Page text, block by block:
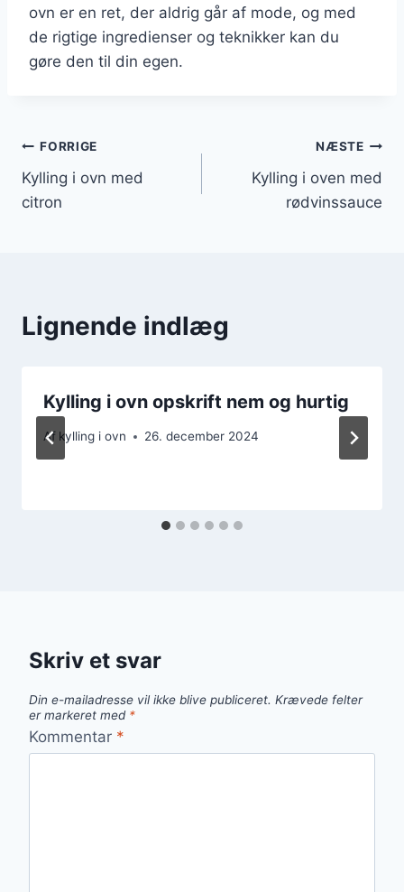
ovn er en ret, der aldrig går af mode, og med
de rigtige ingredienser og teknikker kan du
gøre den til din egen.
Indlægsnavigation
FORRIGE
Kylling i ovn med
citron
NÆSTE
Kylling i oven med
rødvinssauce
Lignende indlæg
Kylling i ovn opskrift nem og hurtig
Af kylling i ovn 26. december 2024
Skriv et svar
Din e-mailadresse vil ikke blive publiceret. Krævede felter
er markeret med *
Kommentar *